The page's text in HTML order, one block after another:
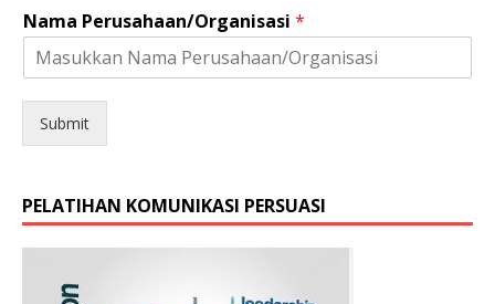
Nama Perusahaan/Organisasi *
Submit
PELATIHAN KOMUNIKASI PERSUASI